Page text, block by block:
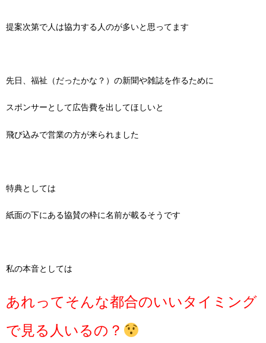
提案次第で人は協力する人のが多いと思ってます
先日、福祉（だったかな？）の新聞や雑誌を作るために
スポンサーとして広告費を出してほしいと
飛び込みで営業の方が来られました
特典としては
紙面の下にある協賛の枠に名前が載るそうです
私の本音としては
あれってそんな都合のいいタイミング
で見る人いるの？